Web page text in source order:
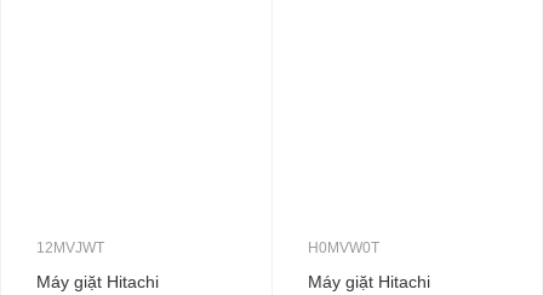
12MVJWT
Máy giặt Hitachi
H0MVW0T
Máy giặt Hitachi